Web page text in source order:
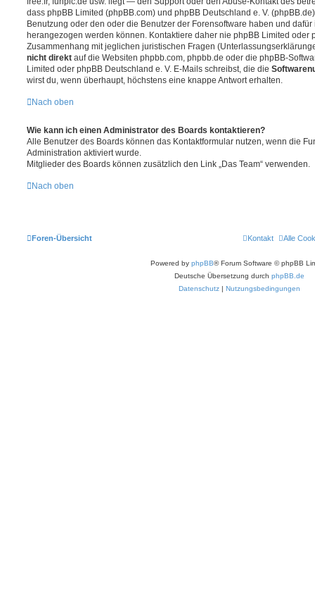
dass phpBB Limited (phpBB.com) und phpBB Deutschland e. V.
Benutzung oder den oder die Benutzer der Forensoftware haben und
herangezogen werden können. Kontaktiere daher nie phpBB Limited oder
Zusammenhang mit jeglichen juristischen Fragen
nicht direkt auf die Websiten phpbb.com, phpbb.de oder die phpBB-
Limited oder phpBB Deutschland e. V. E-Mails schreibst, die die
wirst du, wenn überhaupt, höchstens eine knappe Antwort erhalten.
Nach oben
Wie kann ich einen Administrator des Boards kontaktieren?
Alle Benutzer des Boards können das Kontaktformular nutzen, wenn die
Administration aktiviert wurde.
Mitglieder des Boards können zusätzlich den Link „Das Team“ verwenden.
Nach oben
Foren-Übersicht Alle
Kontakt
Powered by phpBB® Forum Software © phpBB
Deutsche Übersetzung durch phpBB.de
Datenschutz | Nutzungsbedingungen